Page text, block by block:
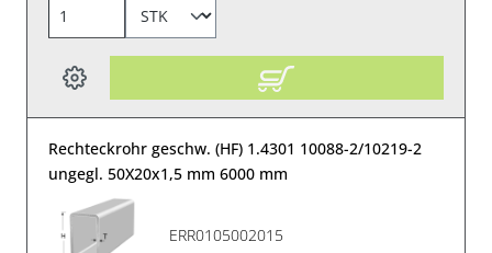
Rechteckrohr geschw. (HF) 1.4301 10088-2/10219-2
ungegl. 50X20x1,5 mm 6000 mm
ERR0105002015